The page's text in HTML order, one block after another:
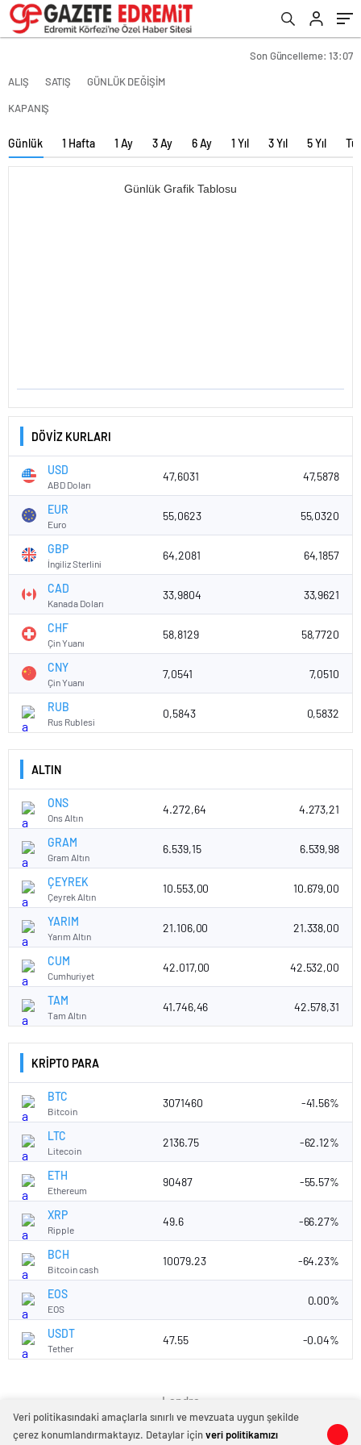
Son Güncelleme: 13:07
ALIŞ
SATIŞ GÜNLÜK DEĞİŞİM
KAPANIŞ
Günlük 1 Hafta 1 Ay 3 Ay 6 Ay 1 Yıl 3 Yıl 5 Yıl
Günlük Grafik Tablosu
DÖVİZ KURLARI
USD
ABD Doları
47,6031 47,5878
EUR
Euro
55,0623 55,0320
GBP
İngiliz Sterlini
64,2081 64,1857
CAD
Kanada Doları
33,9804 33,9621
CHF
Çin Yuanı
58,8129 58,7720
CNY
Çin Yuanı
7,0541 7,0510
RUB
Rus Rublesi
0,5843 0,5832
ALTIN
ONS
Ons Altın
4.272,64 4.273,21
GRAM
Gram Altın
6.539,15 6.539,98
ÇEYREK
Çeyrek Altın
10.553,00 10.679,00
YARIM
Yarım Altın
21.106,00 21.338,00
CUM
Cumhuriyet
42.017,00 42.532,00
TAM
Tam Altın
41.746,46 42.578,31
KRİPTO PARA
BTC
Bitcoin
3071460 -41.56%
LTC
Litecoin
2136.75 -62.12%
ETH
Ethereum
90487 -55.57%
XRP
Ripple
49.6 -66.27%
BCH
Bitcoin cash
10079.23 -64.23%
EOS
EOS
0.00%
USDT
Tether
47.55 -0.04%
Landra
Veri politikasındaki amaçlarla sınırlı ve mevzuata uygun şekilde
çerez konumlandırmaktayız. Detaylar içinveri politikamızı